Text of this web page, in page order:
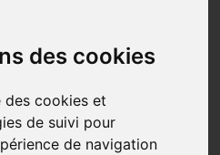
des cookies
des cookies et
de suivi pour
de navigation